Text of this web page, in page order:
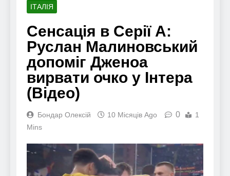
ІТАЛІЯ
Сенсація в Серії А:
Руслан Малиновський
допоміг Дженоа
вирвати очко у Інтера
(Відео)
Бондар Олексій 10 Місяців Ago 0
1
Mins